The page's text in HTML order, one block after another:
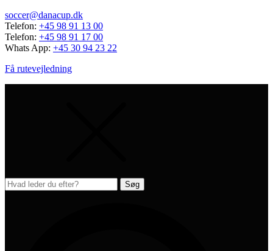
soccer@danacup.dk
Telefon: +45 98 91 13 00
Telefon: +45 98 91 17 00
Whats App: +45 30 94 23 22
Få rutevejledning